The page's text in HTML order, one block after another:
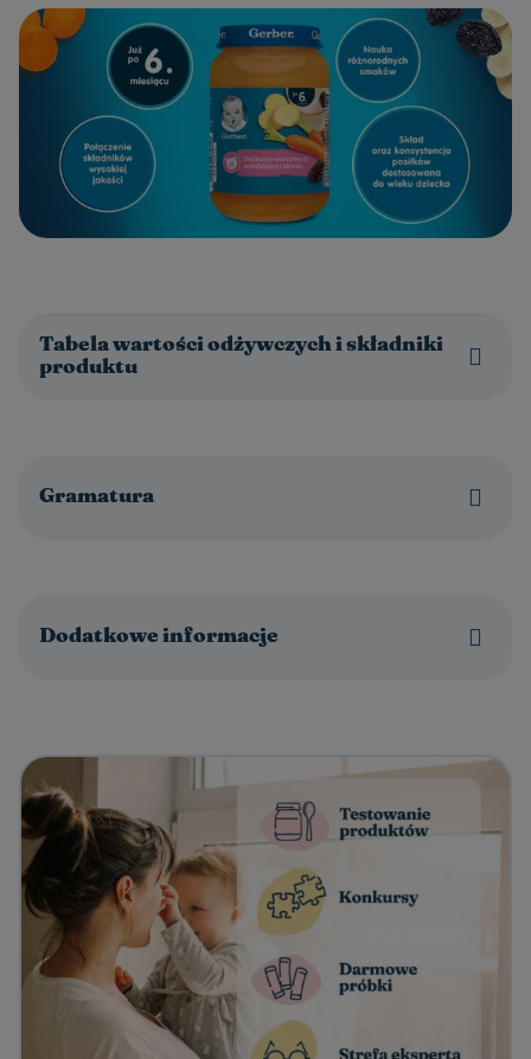
Tabela wartości odżywczych i składniki
produktu
Gramatura
Dodatkowe informacje